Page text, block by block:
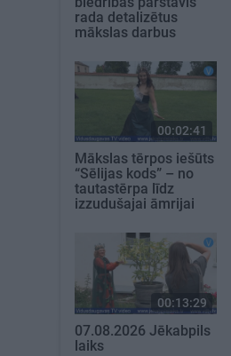
rada detalizētus
mākslas darbus
00:02:41
Mākslas tērpos iešūts
“Sēlijas kods” – no
tautastērpa līdz
izzudušajai āmrijai
00:13:29
07.08.2026 Jēkabpils
laiks